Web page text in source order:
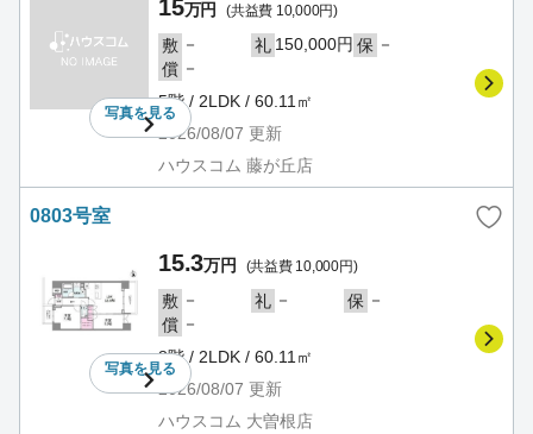
写真を見る
15万円 (共益費 10,000円)
敷 － 礼 150,000円 保 －
償 －
5階 / 2LDK / 60.11㎡
2026/08/07 更新
ハウスコム 藤が丘店
0803号室
写真を見る
15.3万円 (共益費 10,000円)
敷 － 礼 － 保 －
償 －
8階 / 2LDK / 60.11㎡
2026/08/07 更新
ハウスコム 大曽根店